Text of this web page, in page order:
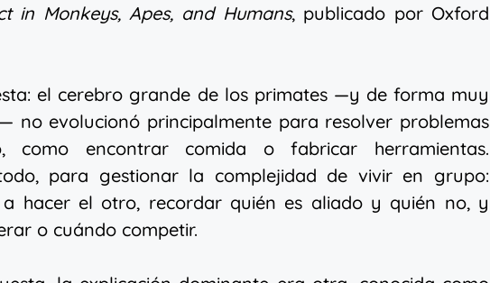
in Monkeys, Apes, and Humans, publicado por Oxford
el cerebro grande de los primates —y de forma muy
no evolucionó principalmente para resolver problemas
como encontrar comida o fabricar herramientas.
para gestionar la complejidad de vivir en grupo:
hacer el otro, recordar quién es aliado y quién no, y
o cuándo competir.